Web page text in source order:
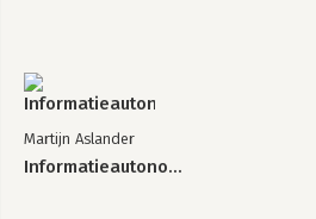
Martijn Aslander
Informatieautonomie